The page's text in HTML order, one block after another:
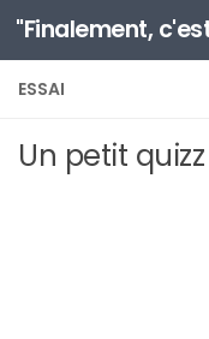
Au dessous du
ESSAI
Un petit